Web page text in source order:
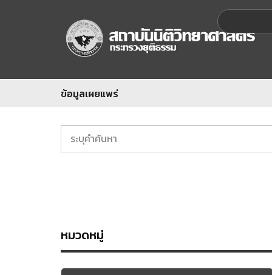
ข้อมูลเผยแพร่
หมวดหมู่